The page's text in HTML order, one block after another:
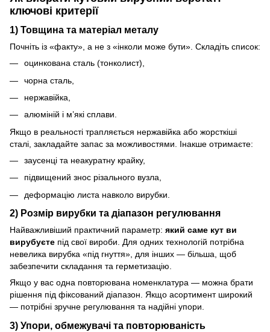
ключові критерії
1) Товщина та матеріал металу
Почніть із «факту», а не з «інколи може бути». Складіть список:
оцинкована сталь (тонколист),
чорна сталь,
нержавійка,
алюміній і м’які сплави.
Якщо в реальності трапляється нержавійка або жорсткіші
сталі, закладайте запас за можливостями. Інакше отримаєте:
заусенці та неакуратну крайку,
підвищений знос різального вузла,
деформацію листа навколо вирубки.
2) Розмір вирубки та діапазон регулювання
Найважливіший практичний параметр: який саме кут ви
вирубуєте під свої вироби. Для одних технологій потрібна
невелика вирубка «під гнуття», для інших — більша, щоб
забезпечити складання та герметизацію.
Якщо у вас одна повторювана номенклатура — можна брати
рішення під фіксований діапазон. Якщо асортимент широкий
— потрібні зручне регулювання та надійні упори.
3) Упори, обмежувачі та повторюваність